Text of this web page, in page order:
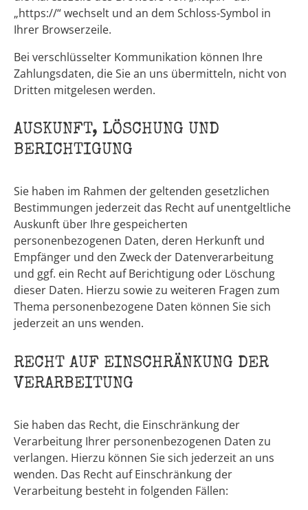
„https://“ wechselt und an dem Schloss-Symbol in
Ihrer Browserzeile.
Bei verschlüsselter Kommunikation können Ihre
Zahlungsdaten, die Sie an uns übermitteln, nicht von
Dritten mitgelesen werden.
AUSKUNFT, LÖSCHUNG UND
BERICHTIGUNG
Sie haben im Rahmen der geltenden gesetzlichen
Bestimmungen jederzeit das Recht auf unentgeltliche
Auskunft über Ihre gespeicherten
personenbezogenen Daten, deren Herkunft und
Empfänger und den Zweck der Datenverarbeitung
und ggf. ein Recht auf Berichtigung oder Löschung
dieser Daten. Hierzu sowie zu weiteren Fragen zum
Thema personenbezogene Daten können Sie sich
jederzeit an uns wenden.
RECHT AUF EINSCHRÄNKUNG DER
VERARBEITUNG
Sie haben das Recht, die Einschränkung der
Verarbeitung Ihrer personenbezogenen Daten zu
verlangen. Hierzu können Sie sich jederzeit an uns
wenden. Das Recht auf Einschränkung der
Verarbeitung besteht in folgenden Fällen: